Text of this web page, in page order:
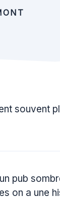
souvent
pub
on a une